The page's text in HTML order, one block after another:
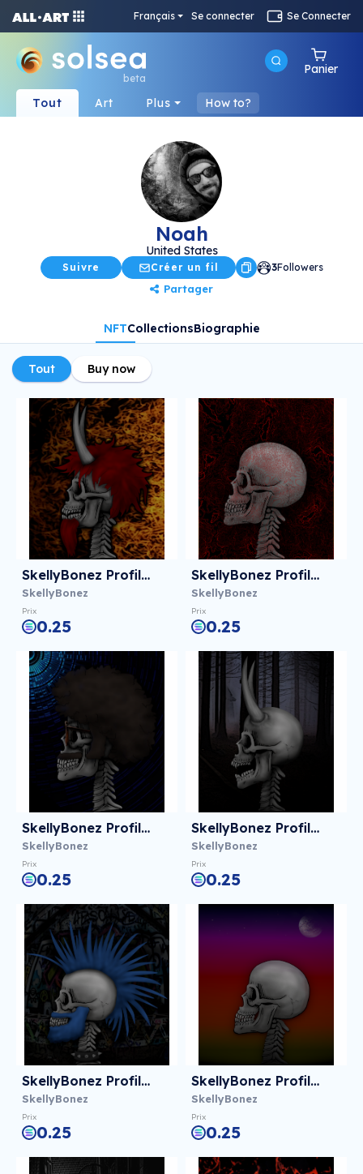
Français Se connecter Se Connecter
beta
Panier
Tout Art Plus How to?
Noah
United States
Suivre Créer un fil 3Followers
Partager
NFTCollectionsBiographie
Tout Buy now
SkellyBonez Profile 009
SkellyBonez
Prix
0.25
SkellyBonez Profile 008
SkellyBonez
Prix
0.25
SkellyBonez Profile 007
SkellyBonez
Prix
0.25
SkellyBonez Profile 006
SkellyBonez
Prix
0.25
SkellyBonez Profile 005
SkellyBonez
Prix
0.25
SkellyBonez Profile 004
SkellyBonez
Prix
0.25